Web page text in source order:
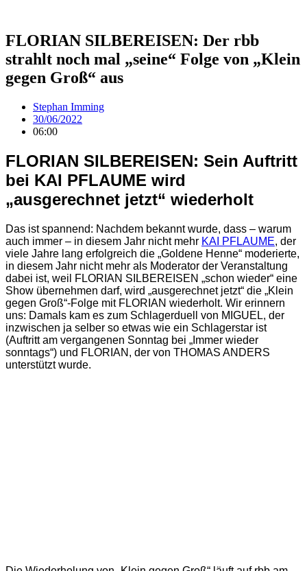
FLORIAN SILBEREISEN: Der rbb
strahlt noch mal „seine“ Folge von „Klein
gegen Groß“ aus
Stephan Imming
30/06/2022
06:00
FLORIAN SILBEREISEN: Sein Auftritt
bei KAI PFLAUME wird
„ausgerechnet jetzt“ wiederholt
Das ist spannend: Nachdem bekannt wurde, dass – warum
auch immer – in diesem Jahr nicht mehr KAI PFLAUME, der
viele Jahre lang erfolgreich die „Goldene Henne“ moderierte,
in diesem Jahr nicht mehr als Moderator der Veranstaltung
dabei ist, weil FLORIAN SILBEREISEN „schon wieder“ eine
Show übernehmen darf, wird „ausgerechnet jetzt“ die „Klein
gegen Groß“-Folge mit FLORIAN wiederholt. Wir erinnern
uns: Damals kam es zum Schlagerduell von MIGUEL, der
inzwischen ja selber so etwas wie ein Schlagerstar ist
(Auftritt am vergangenen Sonntag bei „Immer wieder
sonntags“) und FLORIAN, der von THOMAS ANDERS
unterstützt wurde.